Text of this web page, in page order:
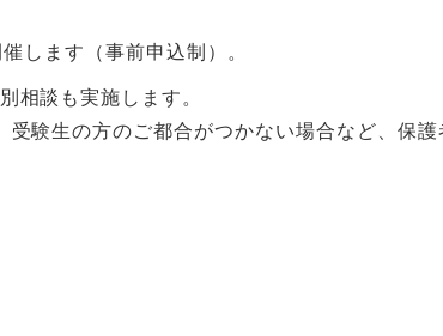
します（事前申込制）。
相談も実施します。
験生の方のご都合がつかない場合など、保